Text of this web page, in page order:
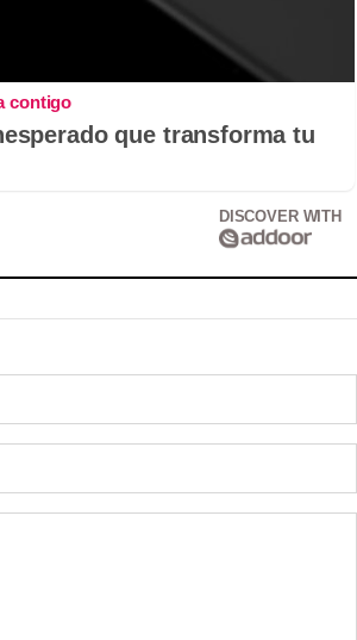
contigo
que transforma tu
DISCOVER WITH